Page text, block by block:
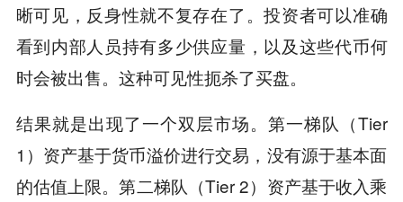
晰可见，反身性就不复存在了。投资者可以准确
看到内部人员持有多少供应量，以及这些代币何
时会被出售。这种可见性扼杀了买盘。
结果就是出现了一个双层市场。第一梯队（Tier
1）资产基于货币溢价进行交易，没有源于基本面
的估值上限。第二梯队（Tier 2）资产基于收入乘